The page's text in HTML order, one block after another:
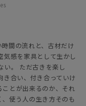
間の流れと、古材だけ
気感を家具として生かし
い。 ただ古きを楽し
き合い、付き合っていけ
とが出来るのか、それ
使う人の生き方そのも